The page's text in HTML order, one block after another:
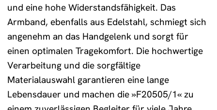
und eine hohe Widerstandsfähigkeit. Das
Armband, ebenfalls aus Edelstahl, schmiegt sich
angenehm an das Handgelenk und sorgt für
einen optimalen Tragekomfort. Die hochwertige
Verarbeitung und die sorgfältige
Materialauswahl garantieren eine lange
Lebensdauer und machen die »F20505/1« zu